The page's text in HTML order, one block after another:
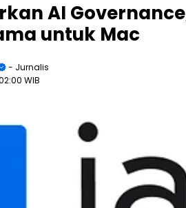
AI
untuk Mac
- Jurnalis
WIB